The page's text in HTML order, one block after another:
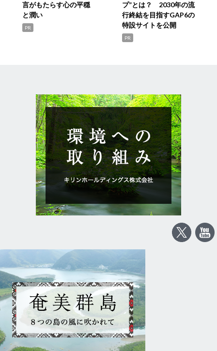
言がもたらす心の平穏
と潤い
PR
プ”とは？ 2030年の流
行終結を目指すGAP6の
特設サイトを公開
PR